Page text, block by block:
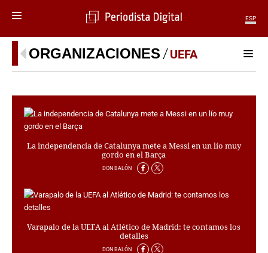
ESP
MENÚ
SECCIONES
PERIODISMO
DEPORTES
CULTURA
TELEVISIÓN
GENTE
ORGANIZACIONES UEFA
La independencia de Catalunya mete a Messi en un lío muy
gordo en el Barça
DON BALÓN
Varapalo de la UEFA al Atlético de Madrid: te contamos los
detalles
DON BALÓN